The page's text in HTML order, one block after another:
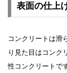
表面の仕上
コンクリートは滑
り見た目はコンク
性コンクリートで